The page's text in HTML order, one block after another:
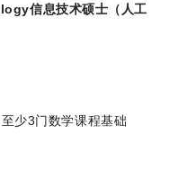
信息技术硕士（人工
少3门数学课程基础